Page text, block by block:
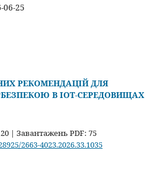
06-25
РЕКОМЕНДАЦІЙ ДЛЯ
В IOT-СЕРЕДОВИЩАХ
| Завантажень PDF: 75
2663-4023.2026.33.1035